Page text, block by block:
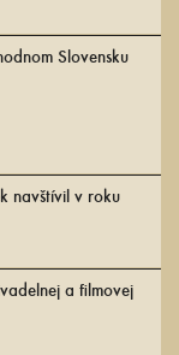
Slovensku
navštívil v roku
a filmovej